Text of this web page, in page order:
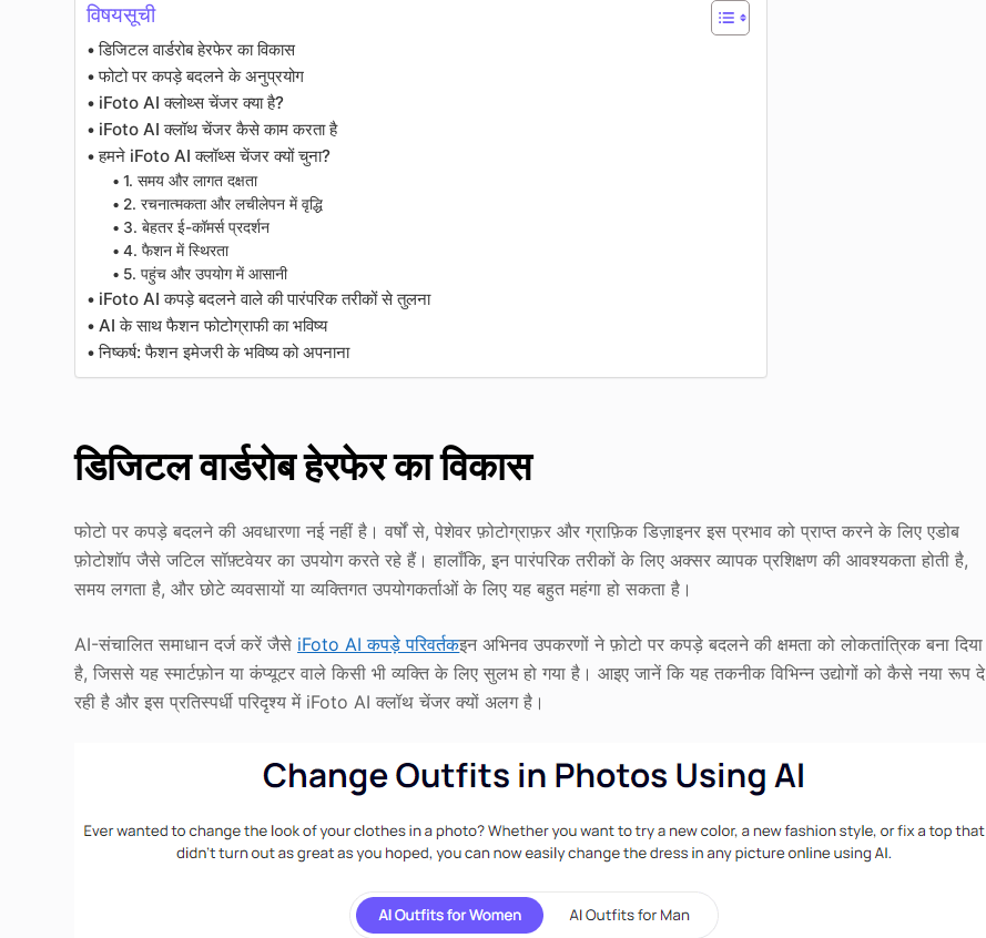
विषयसूची
डिजिटल वार्डरोब हेरफेर का विकास
फोटो पर कपड़े बदलने के अनुप्रयोग
iFoto AI क्लोथ्स चेंजर क्या है?
iFoto AI क्लॉथ चेंजर कैसे काम करता है
हमने iFoto AI क्लॉथ्स चेंजर क्यों चुना?
1. समय और लागत दक्षता
2. रचनात्मकता और लचीलेपन में वृद्धि
3. बेहतर ई-कॉमर्स प्रदर्शन
4. फैशन में स्थिरता
5. पहुंच और उपयोग में आसानी
iFoto AI कपड़े बदलने वाले की पारंपरिक तरीकों से तुलना
AI के साथ फैशन फोटोग्राफी का भविष्य
निष्कर्ष: फैशन इमेजरी के भविष्य को अपनाना
डिजिटल वार्डरोब हेरफेर का विकास
फोटो पर कपड़े बदलने की अवधारणा नई नहीं है। वर्षों से, पेशेवर फ़ोटोग्राफ़र और ग्राफ़िक डिज़ाइनर इस प्रभाव को प्राप्त करने के लिए एडोब
फ़ोटोशॉप जैसे जटिल सॉफ़्टवेयर का उपयोग करते रहे हैं। हालाँकि, इन पारंपरिक तरीकों के लिए अक्सर व्यापक प्रशिक्षण की आवश्यकता होती है,
समय लगता है, और छोटे व्यवसायों या व्यक्तिगत उपयोगकर्ताओं के लिए यह बहुत महंगा हो सकता है।
AI-संचालित समाधान दर्ज करें जैसे iFoto AI कपड़े परिवर्तकइन अभिनव उपकरणों ने फ़ोटो पर कपड़े बदलने की क्षमता को लोकतांत्रिक बना दिया
है, जिससे यह स्मार्टफ़ोन या कंप्यूटर वाले किसी भी व्यक्ति के लिए सुलभ हो गया है। आइए जानें कि यह तकनीक विभिन्न उद्योगों को कैसे नया रूप दे
रही है और इस प्रतिस्पर्धी परिदृश्य में iFoto AI क्लॉथ चेंजर क्यों अलग है।